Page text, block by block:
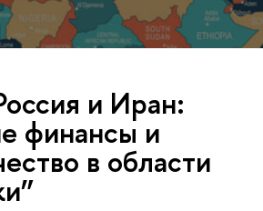
и Иран:
финансы и
в области